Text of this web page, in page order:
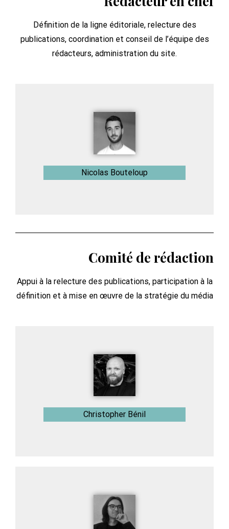
Définition de la ligne éditoriale, relecture des
publications, coordination et conseil de l’équipe des
rédacteurs, administration du site.
Nicolas Bouteloup
Comité de rédaction
Appui à la relecture des publications, participation à la
définition et à mise en œuvre de la stratégie du média
Christopher Bénil